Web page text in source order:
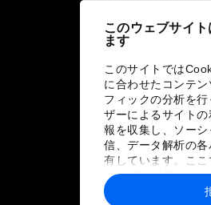
このウェブサイ
ます
このサイトでは
に合わせたコンテ
フィックの分析を
ザーによるサイト
報を収集し、ソー
信、データ解析の
有しています。ここ
ユーザーが各パー
報や各パートナーの